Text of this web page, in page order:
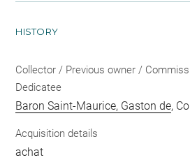
HISTORY
Collector / Previous owner /
Dedicatee
Baron Saint-Maurice, Gaston de,
Acquisition details
achat